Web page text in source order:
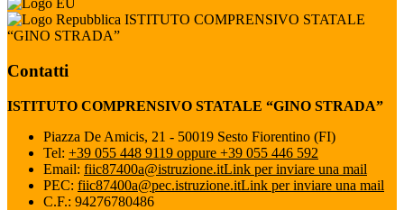
ISTITUTO COMPRENSIVO STATALE
“GINO STRADA”
Contatti
ISTITUTO COMPRENSIVO STATALE “GINO STRADA”
Piazza De Amicis, 21 - 50019 Sesto Fiorentino (FI)
Tel: +39 055 448 9119 oppure +39 055 446 592
Email: fiic87400a@istruzione.itLink per inviare una mail
PEC: fiic87400a@pec.istruzione.itLink per inviare una mail
C.F.: 94276780486